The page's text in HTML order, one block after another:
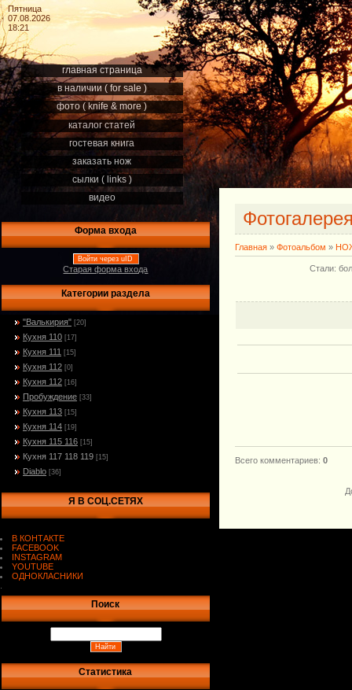
Пятница
07.08.2026
18:21
главная страница
в наличии ( for sale )
фото ( knife & more )
каталог статей
гостевая книга
заказать нож
сылки ( links )
видео
Форма входа
Войти через uID
Старая форма входа
Категории раздела
"Валькирия" [20]
Кухня 110 [17]
Кухня 111 [15]
Кухня 112 [0]
Кухня 112 [16]
Пробуждение [33]
Кухня 113 [15]
Кухня 114 [19]
Кухня 115 116 [15]
Кухня 117 118 119 [15]
Diablo [36]
Я В СОЦ.СЕТЯХ
В КОНТАКТЕ
FACEBOOK
INSTAGRAM
YOUTUBE
ОДНОКЛАСНИКИ
Поиск
Статистика
Главная » Фотоальбом »
Стали:
Всего комментариев: 0